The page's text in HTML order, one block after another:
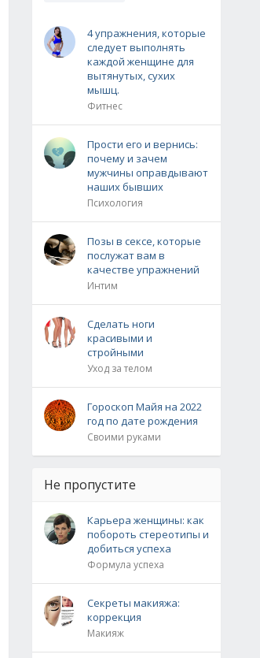
4 упражнения, которые
следует выполнять
каждой женщине для
вытянутых, сухих
мышц.
Фитнес
Прости его и вернись:
почему и зачем
мужчины оправдывают
наших бывших
Психология
Позы в сексе, которые
послужат вам в
качестве упражнений
Интим
Сделать ноги
красивыми и
стройными
Уход за телом
Гороскоп Майя на 2022
год по дате рождения
Своими руками
Не пропустите
Карьера женщины: как
побороть стереотипы и
добиться успеха
Формула успеха
Секреты макияжа:
коррекция
Макияж